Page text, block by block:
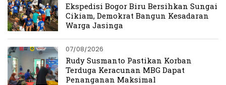
Ekspedisi Bogor Biru Bersihkan Sungai
Cikiam, Demokrat Bangun Kesadaran
Warga Jasinga
07/08/2026
Rudy Susmanto Pastikan Korban
Terduga Keracunan MBG Dapat
Penanganan Maksimal